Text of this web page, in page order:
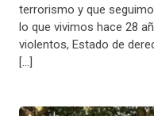
terrorismo y que
lo que vivimos hace 28
violentos, Estado de
[…]